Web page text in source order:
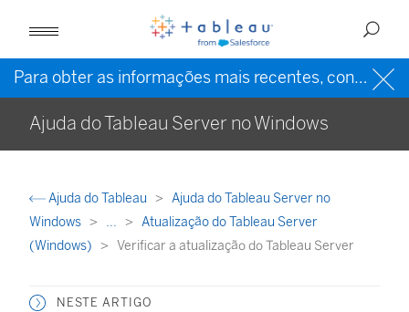
Para obter as informações mais recentes, consulte a
Ajuda do Tableau Server no Windows
Ajuda do Tableau
Ajuda do Tableau Server no
Windows
...
Atualização do Tableau Server
(Windows)
Verificar a atualização do Tableau Server
NESTE ARTIGO